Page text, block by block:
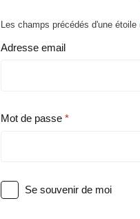
Les champs précédés d'une étoile
Adresse email
Mot de passe
Se souvenir de moi